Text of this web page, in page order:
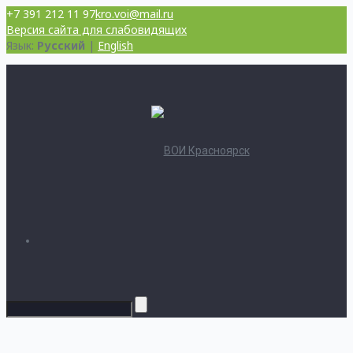
+7 391 212 11 97kro.voi@mail.ru
Версия сайта для слабовидящих
Язык: Русский | English